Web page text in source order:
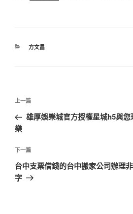
分
方文昌
文
導
覽
上
一
篇
章
上一篇
雄厚娛樂城官方授權星城h5與
樂
下
一
篇
下一篇
台中支票借錢的台中搬家公司辦理
字